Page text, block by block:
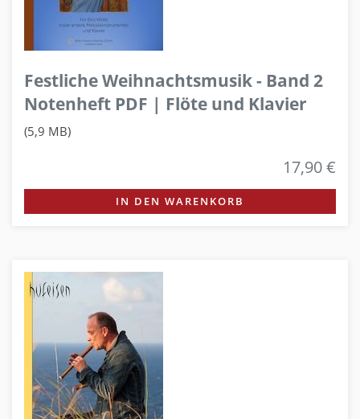
Festliche Weihnachtsmusik - Band 2
Notenheft PDF | Flöte und Klavier
(5,9 MB)
17,90 €
IN DEN WARENKORB